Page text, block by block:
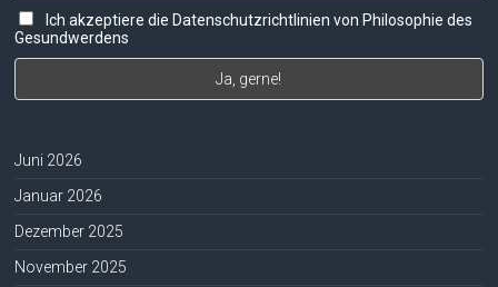
Ich akzeptiere die Datenschutzrichtlinien von Philosophie des
Gesundwerdens
Juni 2026
Januar 2026
Dezember 2025
November 2025